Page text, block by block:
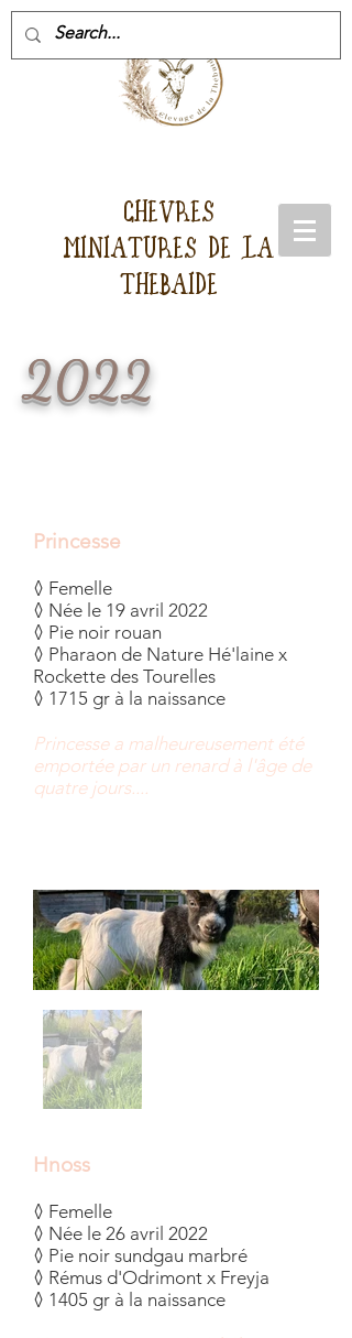
CHEVRES
MINIATURES DE LA
THEBAIDE
2022
Princesse
◊ Femelle
◊ Née le 19 avril 2022
◊ Pie noir rouan
◊ Pharaon de Nature Hé'laine x
Rockette des Tourelles
◊ 1715 gr à la naissance
Princesse a malheureusement été
emportée par un renard à l'âge de
quatre jours....
Hnoss
◊ Femelle
◊ Née le 26 avril 2022
◊ Pie noir sundgau marbré
◊ Rémus d'Odrimont x Freyja
◊ 1405 gr à la naissance